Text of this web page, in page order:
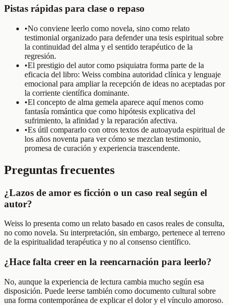
Pistas rápidas para clase o repaso
•No conviene leerlo como novela, sino como relato
testimonial organizado para defender una tesis espiritual sobre
la continuidad del alma y el sentido terapéutico de la
regresión.
•El prestigio del autor como psiquiatra forma parte de la
eficacia del libro: Weiss combina autoridad clínica y lenguaje
emocional para ampliar la recepción de ideas no aceptadas por
la corriente científica dominante.
•El concepto de alma gemela aparece aquí menos como
fantasía romántica que como hipótesis explicativa del
sufrimiento, la afinidad y la reparación afectiva.
•Es útil compararlo con otros textos de autoayuda espiritual de
los años noventa para ver cómo se mezclan testimonio,
promesa de curación y experiencia trascendente.
Preguntas frecuentes
¿Lazos de amor es ficción o un caso real según el
autor?
Weiss lo presenta como un relato basado en casos reales de consulta,
no como novela. Su interpretación, sin embargo, pertenece al terreno
de la espiritualidad terapéutica y no al consenso científico.
¿Hace falta creer en la reencarnación para leerlo?
No, aunque la experiencia de lectura cambia mucho según esa
disposición. Puede leerse también como documento cultural sobre
una forma contemporánea de explicar el dolor y el vínculo amoroso.